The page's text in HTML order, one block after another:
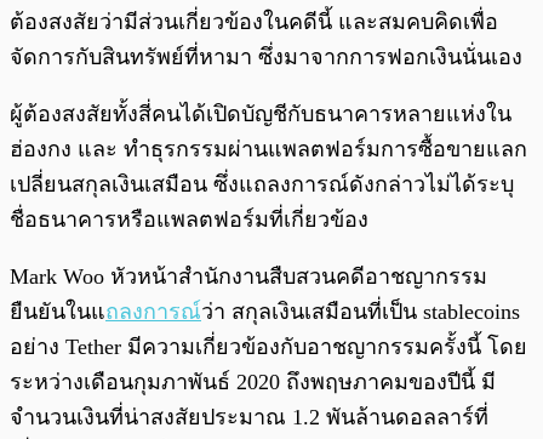
ต้องสงสัยว่ามีส่วนเกี่ยวข้องในคดีนี้ และสมคบคิดเพื่อ
จัดการกับสินทรัพย์ที่หามา ซึ่งมาจากการฟอกเงินนั่นเอง
ผู้ต้องสงสัยทั้งสี่คนได้เปิดบัญชีกับธนาคารหลายแห่งใน
ฮ่องกง และ ทำธุรกรรมผ่านแพลตฟอร์มการซื้อขายแลก
เปลี่ยนสกุลเงินเสมือน ซึ่งแถลงการณ์ดังกล่าวไม่ได้ระบุ
ชื่อธนาคารหรือแพลตฟอร์มที่เกี่ยวข้อง
Mark Woo หัวหน้าสำนักงานสืบสวนคดีอาชญากรรม
ยืนยันในแถลงการณ์ว่า สกุลเงินเสมือนที่เป็น stablecoins
อย่าง Tether มีความเกี่ยวข้องกับอาชญากรรมครั้งนี้ โดย
ระหว่างเดือนกุมภาพันธ์ 2020 ถึงพฤษภาคมของปีนี้ มี
จำนวนเงินที่น่าสงสัยประมาณ 1.2 พันล้านดอลลาร์ที่